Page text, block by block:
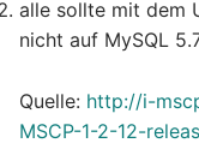
alle sollte mit dem
nicht auf MySQL
Quelle: http://i-
MSCP-1-2-12-